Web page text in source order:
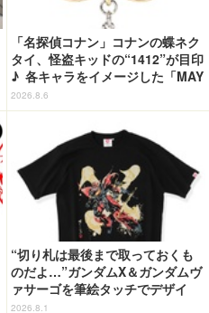
「名探偵コナン」コナンの蝶ネク
タイ、怪盗キッドの“1412”が目印
♪ 各キャラをイメージした「MAY
LA」リングセットがセール中
2026.8.6
“切り札は最後まで取っておくも
のだよ…”ガンダムX＆ガンダムヴ
ァサーゴを筆絵タッチでデザイ
ン！「ガンダムX」Tシャツ発売
2026.8.1